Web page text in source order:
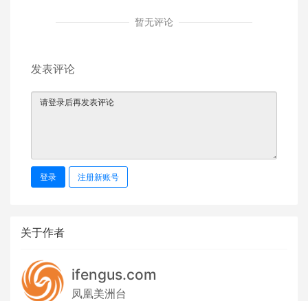
暂无评论
发表评论
登录 注册新账号
关于作者
ifengus.com
凤凰美洲台